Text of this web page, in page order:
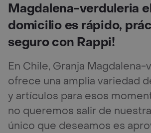
Magdalena-verduleria
domicilio es rápido,
seguro con Rappi!
En Chile, Granja Magdalena-
ofrece una amplia variedad
y artículos para esos
no queremos salir de
único que deseamos es